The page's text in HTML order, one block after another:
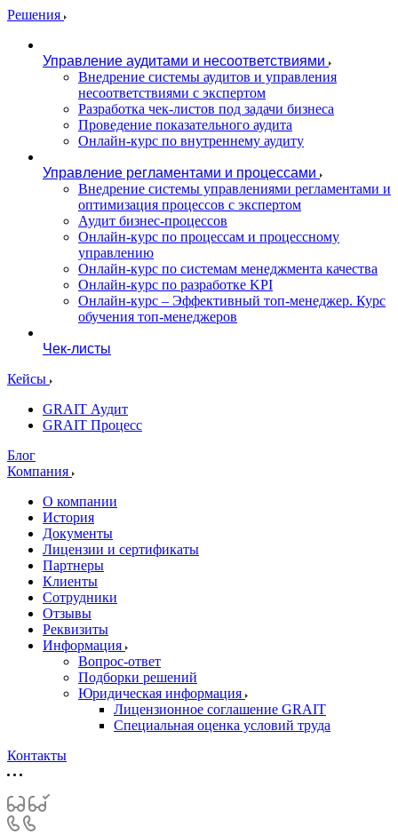
Решения
Управление аудитами и несоответствиями
Внедрение системы аудитов и управления
несоответствиями с экспертом
Разработка чек-листов под задачи бизнеса
Проведение показательного аудита
Онлайн-курс по внутреннему аудиту
Управление регламентами и процессами
Внедрение системы управлениями регламентами и
оптимизация процессов с экспертом
Аудит бизнес-процессов
Онлайн-курс по процессам и процессному
управлению
Онлайн-курс по системам менеджмента качества
Онлайн-курс по разработке KPI
Онлайн-курс – Эффективный топ-менеджер. Курс
обучения топ-менеджеров
Чек-листы
Кейсы
GRAIT Аудит
GRAIT Процесс
Блог
Компания
О компании
История
Документы
Лицензии и сертификаты
Партнеры
Клиенты
Сотрудники
Отзывы
Реквизиты
Информация
Вопрос-ответ
Подборки решений
Юридическая информация
Лицензионное соглашение GRAIT
Специальная оценка условий труда
Контакты